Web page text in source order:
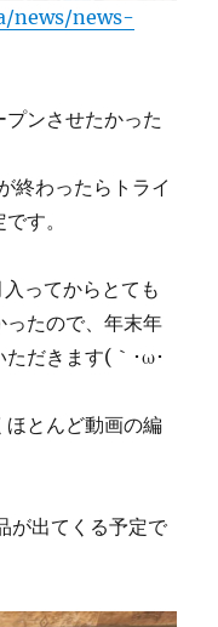
news/news-
ンさせたかった
終わったらトライ
す。
ってからとても
たので、年末年
だきます(｀･ω･
ほとんど動画の編
出てくる予定で